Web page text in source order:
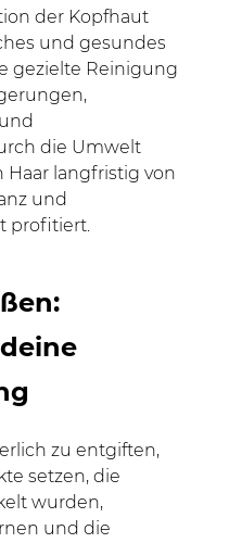
der Kopfhaut
und gesundes
gezielte Reinigung
die Umwelt
Haar langfristig von
und
profitiert.
zu entgiften,
setzen, die
wurden,
und die